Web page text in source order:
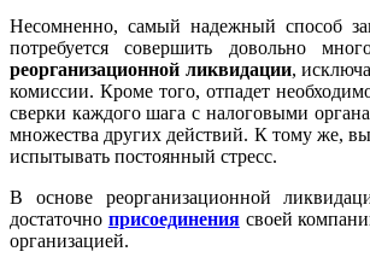
Несомненно, самый надежный способ
потребуется совершить довольно
реорганизационной ликвидации,
комиссии. Кроме того, отпадет
сверки каждого шага с налоговыми
множества других действий. К тому же, вы
испытывать постоянный стресс.
В основе реорганизационной
достаточно присоединениясвоей
организацией.